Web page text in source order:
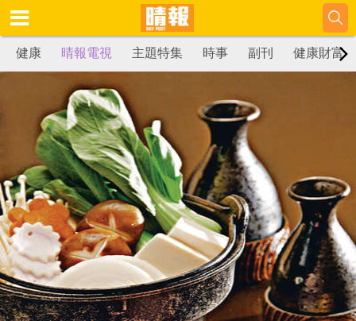
健康 晴報電視 主題特集 時事 副刊 健康財富